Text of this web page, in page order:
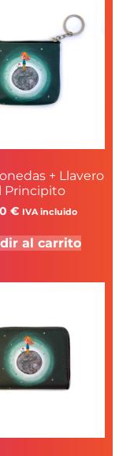
+ Llavero
Principito
€ IVA incluido
al carrito